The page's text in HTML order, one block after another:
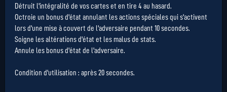
Détruit l'intégralité de vos cartes et en tire 4 au hasard.
Octroie un bonus d'état annulant les actions spéciales qui s'activent
lors d'une mise à couvert de l'adversaire pendant 10 secondes.
Soigne les altérations d'état et les malus de stats.
Annule les bonus d'état de l'adversaire.
Condition d'utilisation : après 20 secondes.